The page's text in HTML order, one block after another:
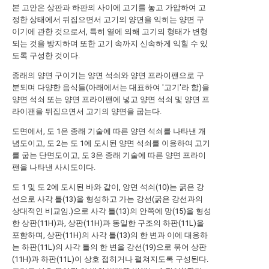
본 고안은 상판과 하판의 사이에 고기를 놓고 가압하여 고
정한 상태에서 뒤집으면서 고기의 양면을 익히는 양면 구
이기에 관한 것으로서, 특히 열에 의해 고기의 형태가 변형
되는 것을 방지하며 또한 고기 속까지 신속하게 익힐 수 있
도록 구성한 것이다.
종래의 양면 구이기는 양면 석쇠와 양면 프라이팬으로 구
분되며 다양한 음식들(아래에서는 대표하여 '고기'라 함)을
양면 석쇠 또는 양면 프라이팬에 넣고 양면 석쇠 및 양면 프
라이팬을 뒤집으면서 고기의 양면을 굽는다.
도면에서, 도 1은 종래 기술에 따른 양면 석쇠를 나타낸 개
념도이고, 도 2는 도 1에 도시된 양면 석쇠를 이용하여 고기
를 굽는 단면도이고, 도 3은 종래 기술에 따른 양면 프라이
팬을 나타낸 사시도이다.
도 1 및 도 2에 도시된 바와 같이, 양면 석쇠(10)는 굵은 강
선으로 사각 틀(13)을 형성하고 가는 강선(굵은 강선과의
상대적인 비교임.)으로 사각 틀(13)의 안쪽에 망(15)을 형성
한 상판(11H)과, 상판(11H)과 동일한 구조의 하판(11L)을
포함하며, 상판(11H)의 사각 틀(13)의 한 변과 이에 대응하
는 하판(11L)의 사각 틀의 한 변을 강선(19)으로 묶어 상판
(11H)과 하판(11L)이 상호 접히거나 펼쳐지도록 구성된다.